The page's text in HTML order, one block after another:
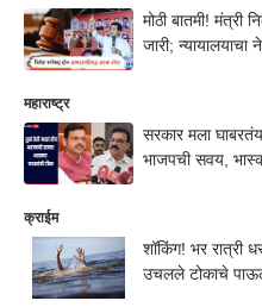
मोठी बातमी! मंत्री
जारी;
महाराष्ट्र
सरकार मला
भाजपची सवय,
क्राईम
शॉकिंग! भर रात्री
उचलले टोकाचे